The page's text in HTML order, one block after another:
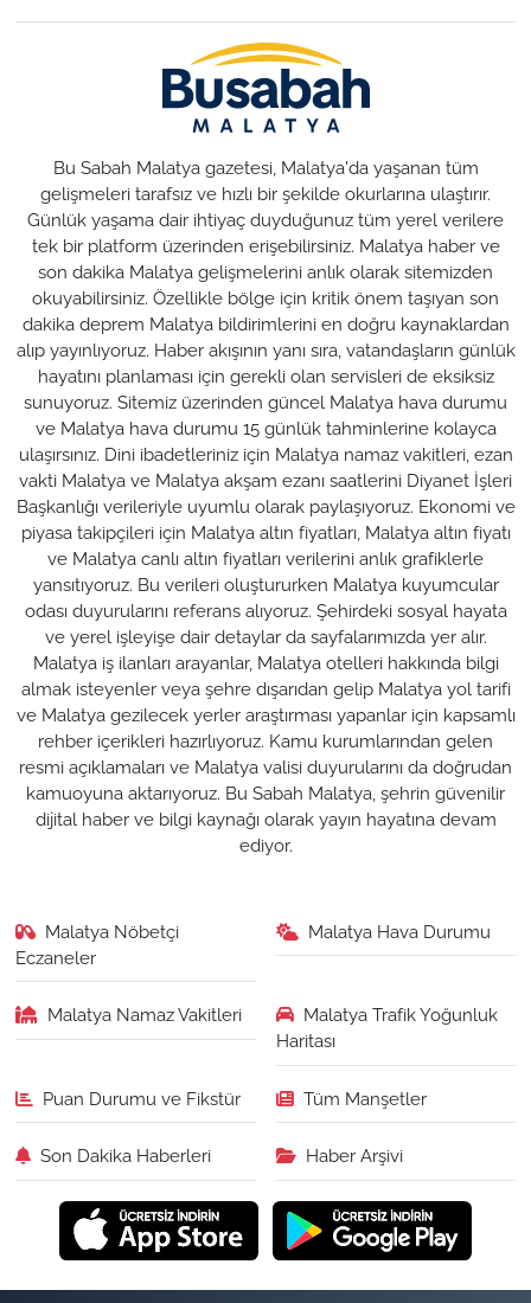
Bu Sabah Malatya gazetesi, Malatya'da yaşanan tüm
gelişmeleri tarafsız ve hızlı bir şekilde okurlarına ulaştırır.
Günlük yaşama dair ihtiyaç duyduğunuz tüm yerel verilere
tek bir platform üzerinden erişebilirsiniz. Malatya haber ve
son dakika Malatya gelişmelerini anlık olarak sitemizden
okuyabilirsiniz. Özellikle bölge için kritik önem taşıyan son
dakika deprem Malatya bildirimlerini en doğru kaynaklardan
alıp yayınlıyoruz. Haber akışının yanı sıra, vatandaşların günlük
hayatını planlaması için gerekli olan servisleri de eksiksiz
sunuyoruz. Sitemiz üzerinden güncel Malatya hava durumu
ve Malatya hava durumu 15 günlük tahminlerine kolayca
ulaşırsınız. Dini ibadetleriniz için Malatya namaz vakitleri, ezan
vakti Malatya ve Malatya akşam ezanı saatlerini Diyanet İşleri
Başkanlığı verileriyle uyumlu olarak paylaşıyoruz. Ekonomi ve
piyasa takipçileri için Malatya altın fiyatları, Malatya altın fiyatı
ve Malatya canlı altın fiyatları verilerini anlık grafiklerle
yansıtıyoruz. Bu verileri oluştururken Malatya kuyumcular
odası duyurularını referans alıyoruz. Şehirdeki sosyal hayata
ve yerel işleyişe dair detaylar da sayfalarımızda yer alır.
Malatya iş ilanları arayanlar, Malatya otelleri hakkında bilgi
almak isteyenler veya şehre dışarıdan gelip Malatya yol tarifi
ve Malatya gezilecek yerler araştırması yapanlar için kapsamlı
rehber içerikleri hazırlıyoruz. Kamu kurumlarından gelen
resmi açıklamaları ve Malatya valisi duyurularını da doğrudan
kamuoyuna aktarıyoruz. Bu Sabah Malatya, şehrin güvenilir
dijital haber ve bilgi kaynağı olarak yayın hayatına devam
ediyor.
Malatya Nöbetçi
Eczaneler
Malatya Hava Durumu
Malatya Namaz Vakitleri
Malatya Trafik Yoğunluk
Haritası
Puan Durumu ve Fikstür Tüm Manşetler
Son Dakika Haberleri Haber Arşivi